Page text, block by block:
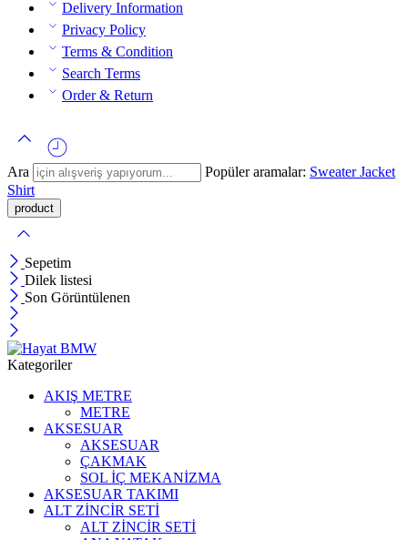
Delivery Information
Privacy Policy
Terms & Condition
Search Terms
Order & Return
Ara Popüler aramalar: SweaterJacket
Shirt
Sepetim
Dilek listesi
Son Görüntülenen
Kategoriler
AKIŞ METRE
METRE
AKSESUAR
AKSESUAR
ÇAKMAK
SOL İÇ MEKANİZMA
AKSESUAR TAKIMI
ALT ZİNCİR SETİ
ALT ZİNCİR SETİ